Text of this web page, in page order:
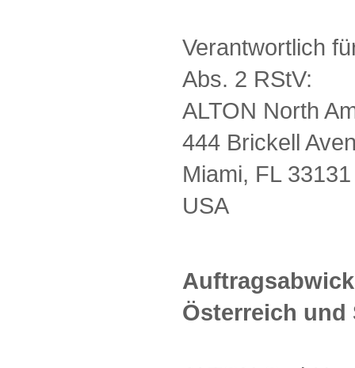
Verantwortlich
Abs. 2 RStV:
ALTON North
444 Brickell
Miami, FL 33131
USA
Österreich und